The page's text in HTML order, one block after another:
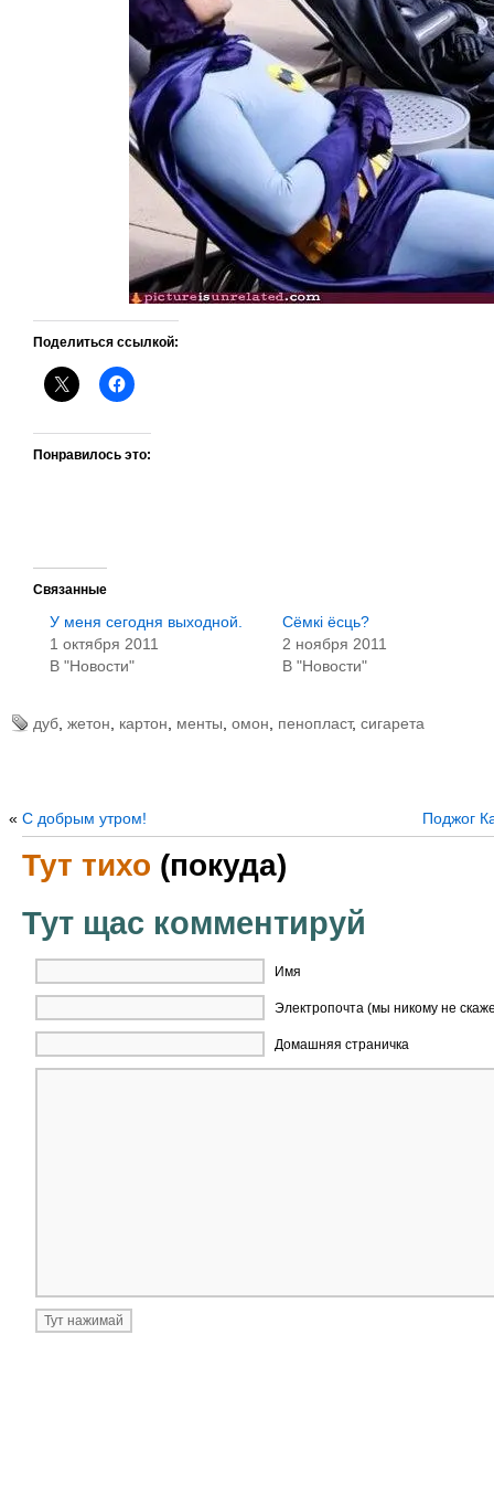
Поделиться ссылкой:
Понравилось это:
Связанные
У меня сегодня выходной.
1 октября 2011
В "Новости"
Сёмкi ёсць?
2 ноября 2011
В "Новости"
дуб жетон картон менты омон пенопласт, сигарета
« С добрым утром! Поджог
Тут тихо (покуда)
Тут щас комментируй
Имя
Электропочта (мы никому не
Домашняя страничка